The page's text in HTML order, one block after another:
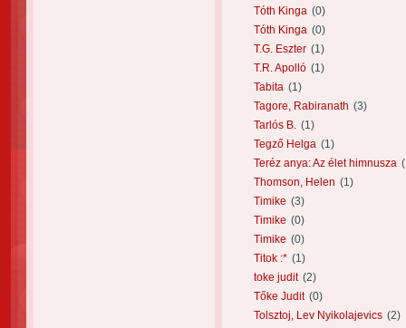
Tóth Kinga (0)
Tóth Kinga (0)
T.G. Eszter (1)
T.R. Apolló (1)
Tabita (1)
Tagore, Rabiranath (3)
Tarlós B.
(1)
Tegző Helga (1)
Teréz anya: Az élet himnusza
Thomson, Helen (1)
Timike (3)
Timike (0)
Timike (0)
Titok :* (1)
toke judit (2)
Tőke Judit (0)
Tolsztoj, Lev Nyikolajevics (2)